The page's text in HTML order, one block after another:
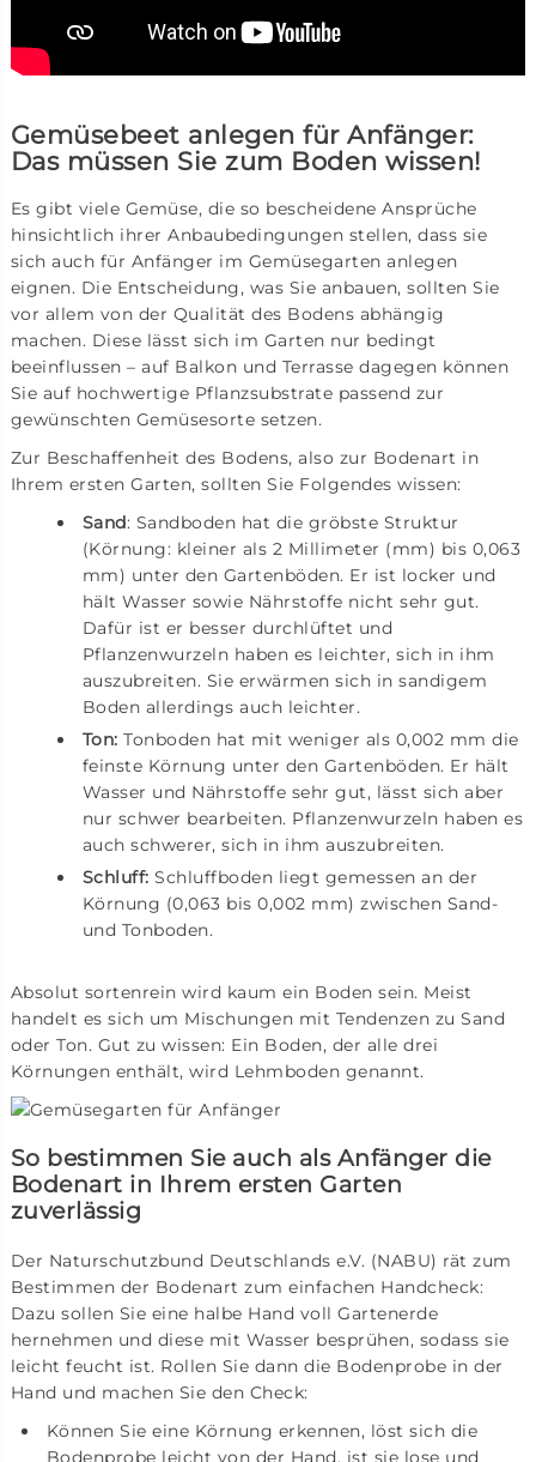
Gemüsebeet anlegen für Anfänger:
Das müssen Sie zum Boden wissen!
Es gibt viele Gemüse, die so bescheidene Ansprüche
hinsichtlich ihrer Anbaubedingungen stellen, dass sie
sich auch für Anfänger im Gemüsegarten anlegen
eignen. Die Entscheidung, was Sie anbauen, sollten Sie
vor allem von der Qualität des Bodens abhängig
machen. Diese lässt sich im Garten nur bedingt
beeinflussen – auf Balkon und Terrasse dagegen können
Sie auf hochwertige Pflanzsubstrate passend zur
gewünschten Gemüsesorte setzen.
Zur Beschaffenheit des Bodens, also zur Bodenart in
Ihrem ersten Garten, sollten Sie Folgendes wissen:
Sand: Sandboden hat die gröbste Struktur
(Körnung: kleiner als 2 Millimeter (mm) bis 0,063
mm) unter den Gartenböden. Er ist locker und
hält Wasser sowie Nährstoffe nicht sehr gut.
Dafür ist er besser durchlüftet und
Pflanzenwurzeln haben es leichter, sich in ihm
auszubreiten. Sie erwärmen sich in sandigem
Boden allerdings auch leichter.
Ton: Tonboden hat mit weniger als 0,002 mm die
feinste Körnung unter den Gartenböden. Er hält
Wasser und Nährstoffe sehr gut, lässt sich aber
nur schwer bearbeiten. Pflanzenwurzeln haben es
auch schwerer, sich in ihm auszubreiten.
Schluff: Schluffboden liegt gemessen an der
Körnung (0,063 bis 0,002 mm) zwischen Sand-
und Tonboden.
Absolut sortenrein wird kaum ein Boden sein. Meist
handelt es sich um Mischungen mit Tendenzen zu Sand
oder Ton. Gut zu wissen: Ein Boden, der alle drei
Körnungen enthält, wird Lehmboden genannt.
So bestimmen Sie auch als Anfänger die
Bodenart in Ihrem ersten Garten
zuverlässig
Der Naturschutzbund Deutschlands e.V. (NABU) rät zum
Bestimmen der Bodenart zum einfachen Handcheck:
Dazu sollen Sie eine halbe Hand voll Gartenerde
hernehmen und diese mit Wasser besprühen, sodass sie
leicht feucht ist. Rollen Sie dann die Bodenprobe in der
Hand und machen Sie den Check:
Können Sie eine Körnung erkennen, löst sich die
Bodenprobe leicht von der Hand, ist sie lose und